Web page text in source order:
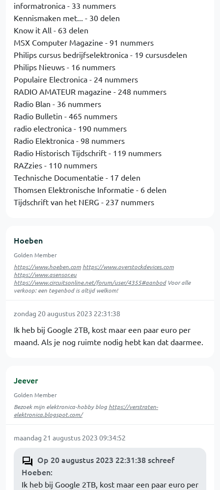
informatronica - 33 nummers
Kennismaken met... - 30 delen
Know it All - 63 delen
MSX Computer Magazine - 91 nummers
Philips cursus bedrijfselektronica - 19 cursusdelen
Philips Nieuws - 16 nummers
Populaire Electronica - 24 nummers
RADIO AMATEUR magazine - 248 nummers
Radio Blan - 36 nummers
Radio Bulletin - 465 nummers
radio electronica - 190 nummers
Radio Elektronica - 98 nummers
Radio Historisch Tijdschrift - 119 nummers
RAZzies - 110 nummers
Technische Documentatie - 17 delen
Thomsen Elektronische Informatie - 6 delen
Tijdschrift van het NERG - 237 nummers
Hoeben
Golden Member
https://www.hoeben.com https://www.overstockdevices.com
https://www.asensor.eu
https://www.circuitsonline.net/forum/user/4355#aanbodVoor alle
verkoop: een tegenbod is altijd welkom!
zondag 20 augustus 2023 22:31:38
Ik heb bij Google 2TB, kost maar een paar euro per
maand. Als je nog ruimte nodig hebt kan dat daarmee.
Jeever
Golden Member
Bezoek mijn elektronica-hobby blog https://verstraten-
elektronica.blogspot.com/
maandag 21 augustus 2023 09:34:52
Op 20 augustus 2023 22:31:38 schreef
Hoeben:
Ik heb bij Google 2TB, kost maar een paar euro per